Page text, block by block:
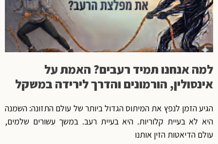
למה אנחנו תמיד רעבים? האמת על
אינסולין, הורמונים והדרך לירידה במשקל
הגיע הזמן לנפץ את המיתוס הגדול ביותר של עולם התזונה: השמנה
היא לא בעיית קלוריות. היא בעיית רעב. במשך עשורים שלמים,
עולם הדיאטות הזין אותנו